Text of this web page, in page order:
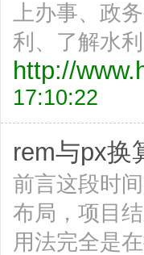
上办事、政
利、了解水
http://
17:10:22
rem与px换
前言这段时
布局，项目
用法完全是